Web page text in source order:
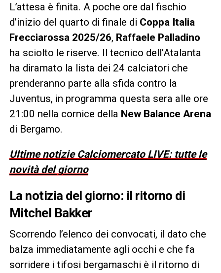
L’attesa è finita. A poche ore dal fischio
d’inizio del quarto di finale di Coppa Italia
Frecciarossa 2025/26, Raffaele Palladino
ha sciolto le riserve. Il tecnico dell’Atalanta
ha diramato la lista dei 24 calciatori che
prenderanno parte alla sfida contro la
Juventus, in programma questa sera alle ore
21:00 nella cornice della New Balance Arena
di Bergamo.
Ultime notizie Calciomercato LIVE: tutte le
novità del giorno
La notizia del giorno: il ritorno di
Mitchel Bakker
Scorrendo l’elenco dei convocati, il dato che
balza immediatamente agli occhi e che fa
sorridere i tifosi bergamaschi è il ritorno di